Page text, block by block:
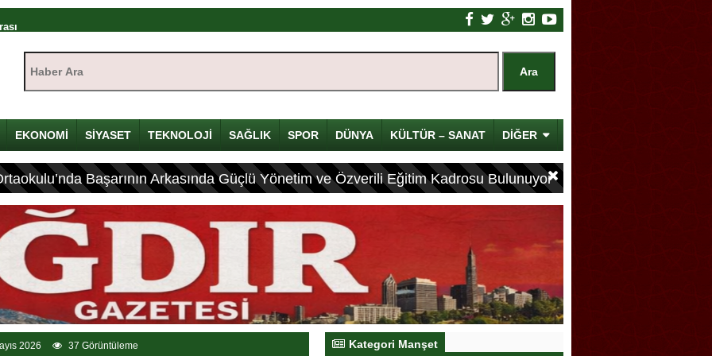
Iğdır’da başlıyor
Mirası
4 Yaralı
EKONOMİ SİYASET TEKNOLOJİ SAĞLIK SPOR DÜNYA KÜLTÜR – SANAT DİĞER
Başarının Arkasında Güçlü Yönetim ve Özverili Eğitim Kadrosu Bulunuyor
2026 37 Görüntüleme Kategori Manşet